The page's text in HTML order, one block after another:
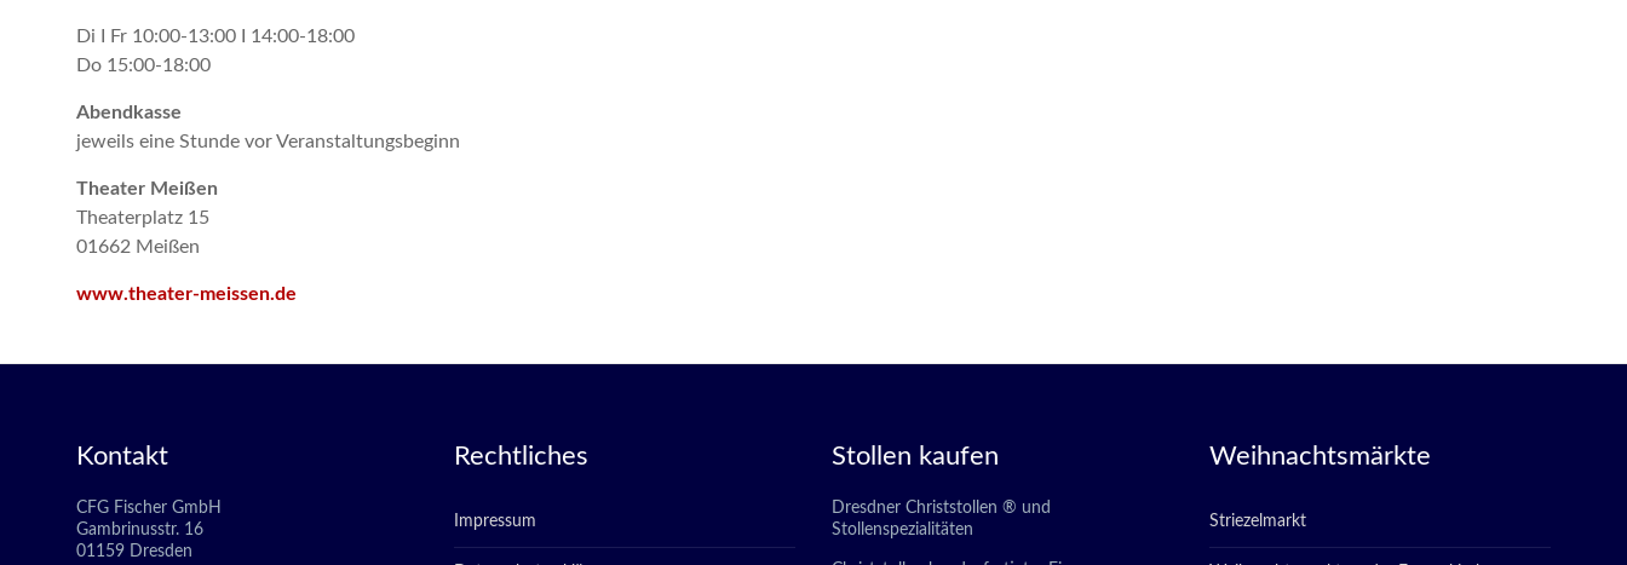
Di I Fr 10:00-13:00 I 14:00-18:00
Do 15:00-18:00
Abendkasse
jeweils eine Stunde vor Veranstaltungsbeginn
Theater Meißen
Theaterplatz 15
01662 Meißen
www.theater-meissen.de
Kontakt
CFG Fischer GmbH
Gambrinusstr. 16
01159 Dresden
Rechtliches
Impressum
Stollen kaufen
Dresdner Christstollen ® und
Stollenspezialitäten
Weihnachtsmärkte
Striezelmarkt